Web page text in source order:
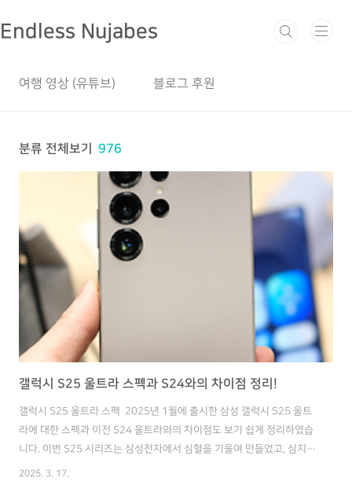
Endless Nujabes
여행 영상 (유튜브) 블로그 후원
분류 전체보기 976
갤럭시 S25 울트라 스펙과 S24와의 차이점 정리!
갤럭시 S25 울트라 스펙 2025년 1월에 출시한 삼성 갤럭시 S25 울트
라에 대한 스펙과 이전 S24 울트라와의 차이점도 보기 쉽게 정리하였습
니다. 이번 S25 시리즈는 삼성전자에서 심혈을 기울여 만들었고, 심지어
환율이 급등한 상황에서 가격을 동결하는 멋진 결정을 하여 기대가 되는
2025. 3. 17.